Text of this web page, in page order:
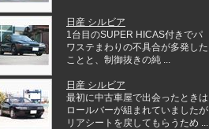
日産 シルビア
1台目のSUPER HICAS付きでパ
ワステまわりの不具合が多発した
ことと、制御抜きの純 ...
日産 シルビア
最初に中古車屋で出会ったときは
ロールバーが組まれていましたが
リアシートを戻してもらうため ...